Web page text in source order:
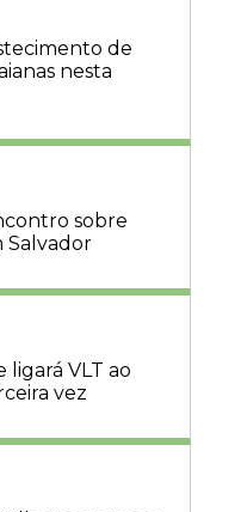
de
nesta
sobre
Salvador
VLT ao
vez